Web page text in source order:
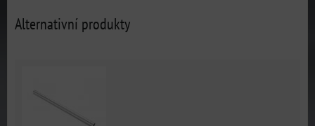
Alternativní produkty